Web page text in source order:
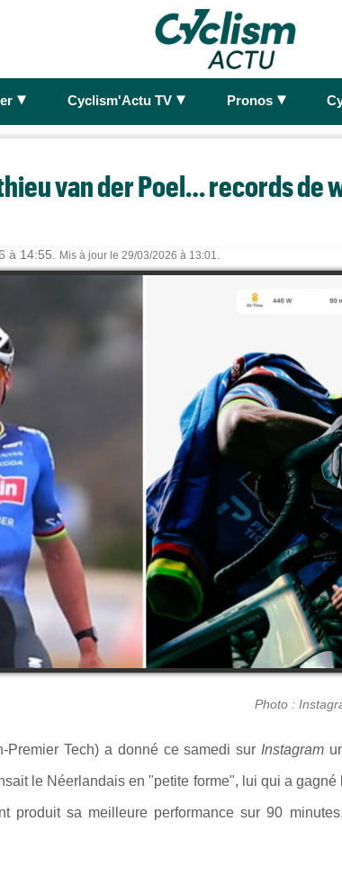
► Cyclism'Actu TV ► Pronos ►
van der Poel… records de
à 14:55. Mis à jour le 29/03/2026 à 13:01.
Photo :
Premier Tech) a donné ce samedi sur Instagram
le Néerlandais en "petite forme", lui qui a gagné
produit sa meilleure performance sur 90